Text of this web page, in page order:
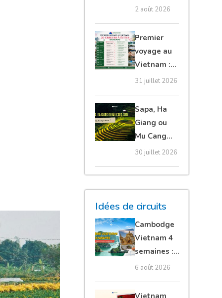
: transports
2 août 2026
Premier
voyage au
Vietnam :
20 erreurs à
absolument
31 juillet 2026
Sapa, Ha
Giang ou
Mu Cang
Chai :
étape
choisir ?
30 juillet 2026
Idées de circuits
Cambodge
Vietnam 4
semaines :
Angkor,
secret &
6 août 2026
Vietnam